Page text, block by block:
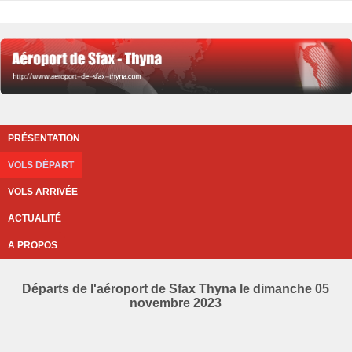
PRÉSENTATION
VOLS DÉPART
VOLS ARRIVÉE
ACTUALITÉ
A PROPOS
Départs de l'aéroport de Sfax Thyna le dimanche 05
novembre 2023